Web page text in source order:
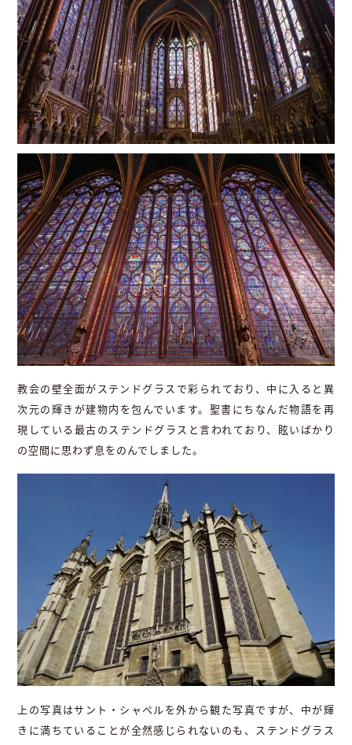
教会の壁全面がステンドグラスで彩られており、中に入ると異
次元の輝きが建物内を包んでいます。聖書にちなんだ物語を再
現している最古のステンドグラスと言われており、眩いばかり
の空間に思わず息をのんでしました。
上の写真はサント・シャペルを外から観た写真ですが、中が輝
きに満ちていることが全然感じられないのも、ステンドグラス